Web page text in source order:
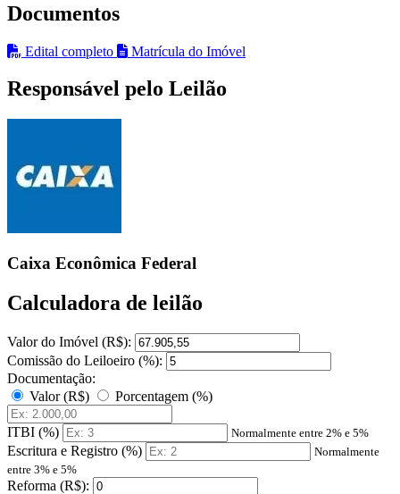
Documentos
Edital completo Matrícula do Imóvel
Responsável pelo Leilão
Caixa Econômica Federal
Calculadora de leilão
Valor do Imóvel (R$):
Comissão do Leiloeiro (%):
Documentação:
Valor (R$)
Porcentagem (%)
ITBI (%) Normalmente entre 2% e 5%
Escritura e Registro (%)
Normalmente
entre 3% e 5%
Reforma (R$):